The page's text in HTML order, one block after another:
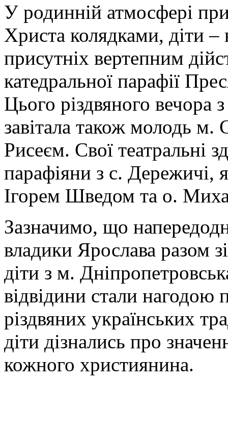
У родинній атмосфері
Христа колядками, діти –
присутніх вертепним
катедральної парафії
Цього різдвяного вечора
завітала також молодь м.
Рисеєм. Свої театральні
парафіяни з с. Дережичі,
Ігорем Шведом та о.
Зазначимо, що
владики Ярослава разом
діти з м.
відвідини стали нагодою
різдвяних українських
діти дізнались про
кожного християнина.